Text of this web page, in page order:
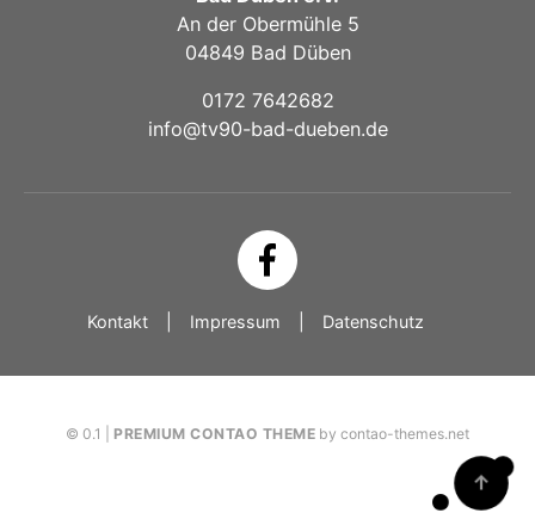
An der Obermühle 5
04849 Bad Düben
0172 7642682
info@tv90-bad-dueben.de
Kontakt Impressum Datenschutz
© 0.1 | PREMIUM CONTAO THEME by contao-themes.net
↑